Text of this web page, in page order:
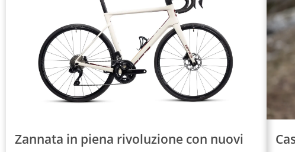
Zannata in piena rivoluzione con nuovi